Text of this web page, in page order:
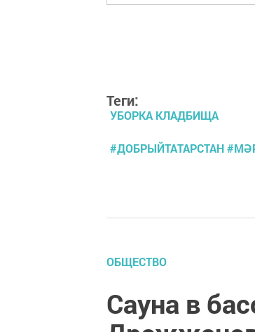
Теги:
УБОРКА КЛАДБИЩА
#ДОБРЫЙТАТАРСТАН
ОБЩЕСТВО
Сауна в